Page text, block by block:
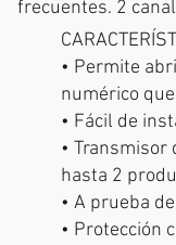
frecuentes. 2
• Permite
numérico
• Fácil de
•
hasta 2
• A prueba
• Protección